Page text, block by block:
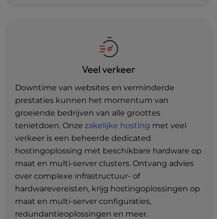
Veel verkeer
Downtime van websites en verminderde
prestaties kunnen het momentum van
groeiende bedrijven van alle groottes
tenietdoen. Onze zakelijke hosting met veel
verkeer is een beheerde dedicated
hostingoplossing met beschikbare hardware op
maat en multi-server clusters. Ontvang advies
over complexe infrastructuur- of
hardwarevereisten, krijg hostingoplossingen op
maat en multi-server configuraties,
redundantieoplossingen en meer.